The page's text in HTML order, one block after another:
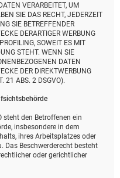
VERARBEITET, UM
SIE DAS RECHT, JEDERZEIT
SIE BETREFFENDER
DERARTIGER WERBUNG
SOWEIT ES MIT
STEHT. WENN SIE
DATEN
DER DIREKTWERBUNG
21 ABS. 2 DSGVO).
steht den Betroffenen ein
insbesondere in dem
ihres Arbeitsplatzes oder
Das Beschwerderecht besteht
oder gerichtlicher